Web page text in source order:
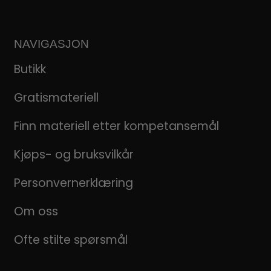
NAVIGASJON
Butikk
Gratismateriell
Finn materiell etter kompetansemål
Kjøps- og bruksvilkår
Personvernerklæring
Om oss
Ofte stilte spørsmål